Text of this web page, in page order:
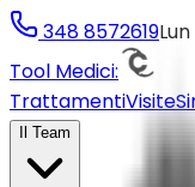
348 8572619
Tool Medici:
TrattamentiVisite
Il Team